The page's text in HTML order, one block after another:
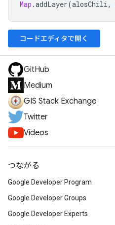
Map .addLayer(alosChili,
コードエディタで開く
GitHub
Medium
GIS Stack Exchange
Twitter
Videos
つながる
Google Developer Program
Google Developer Groups
Google Developer Experts